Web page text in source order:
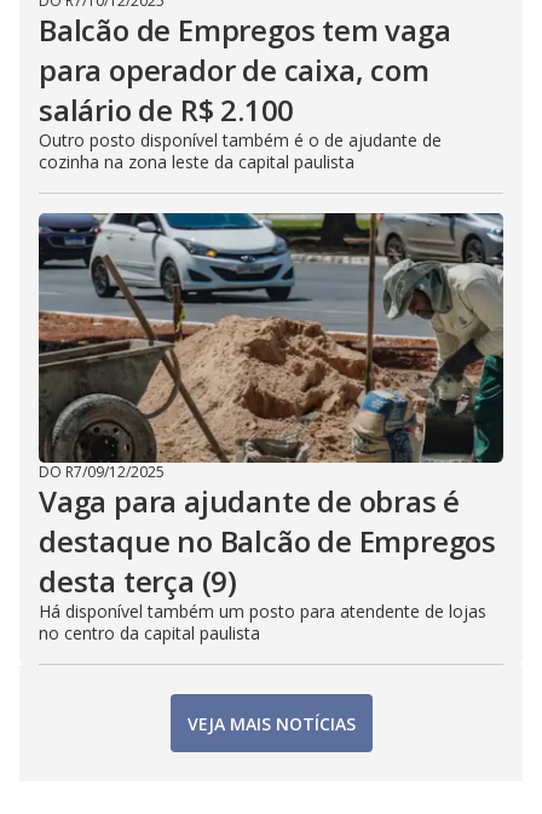
Balcão de Empregos tem vaga
para operador de caixa, com
salário de R$ 2.100
Outro posto disponível também é o de ajudante de
cozinha na zona leste da capital paulista
DO R7/09/12/2025
Vaga para ajudante de obras é
destaque no Balcão de Empregos
desta terça (9)
Há disponível também um posto para atendente de lojas
no centro da capital paulista
VEJA MAIS NOTÍCIAS